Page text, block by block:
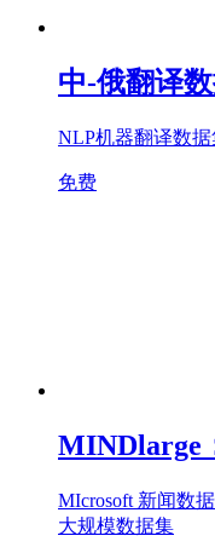
中-俄翻译
NLP机器翻译数
免费
MINDlarge
MIcrosoft 新闻数
大规模数据集